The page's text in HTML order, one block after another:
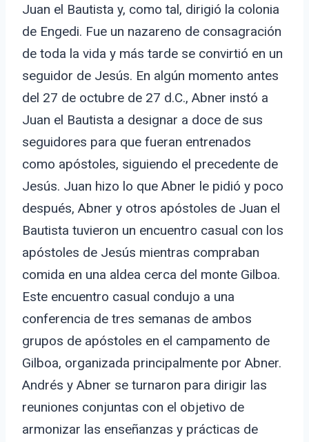
Juan el Bautista y, como tal, dirigió la colonia
de Engedi. Fue un nazareno de consagración
de toda la vida y más tarde se convirtió en un
seguidor de Jesús. En algún momento antes
del 27 de octubre de 27 d.C., Abner instó a
Juan el Bautista a designar a doce de sus
seguidores para que fueran entrenados
como apóstoles, siguiendo el precedente de
Jesús. Juan hizo lo que Abner le pidió y poco
después, Abner y otros apóstoles de Juan el
Bautista tuvieron un encuentro casual con los
apóstoles de Jesús mientras compraban
comida en una aldea cerca del monte Gilboa.
Este encuentro casual condujo a una
conferencia de tres semanas de ambos
grupos de apóstoles en el campamento de
Gilboa, organizada principalmente por Abner.
Andrés y Abner se turnaron para dirigir las
reuniones conjuntas con el objetivo de
armonizar las enseñanzas y prácticas de